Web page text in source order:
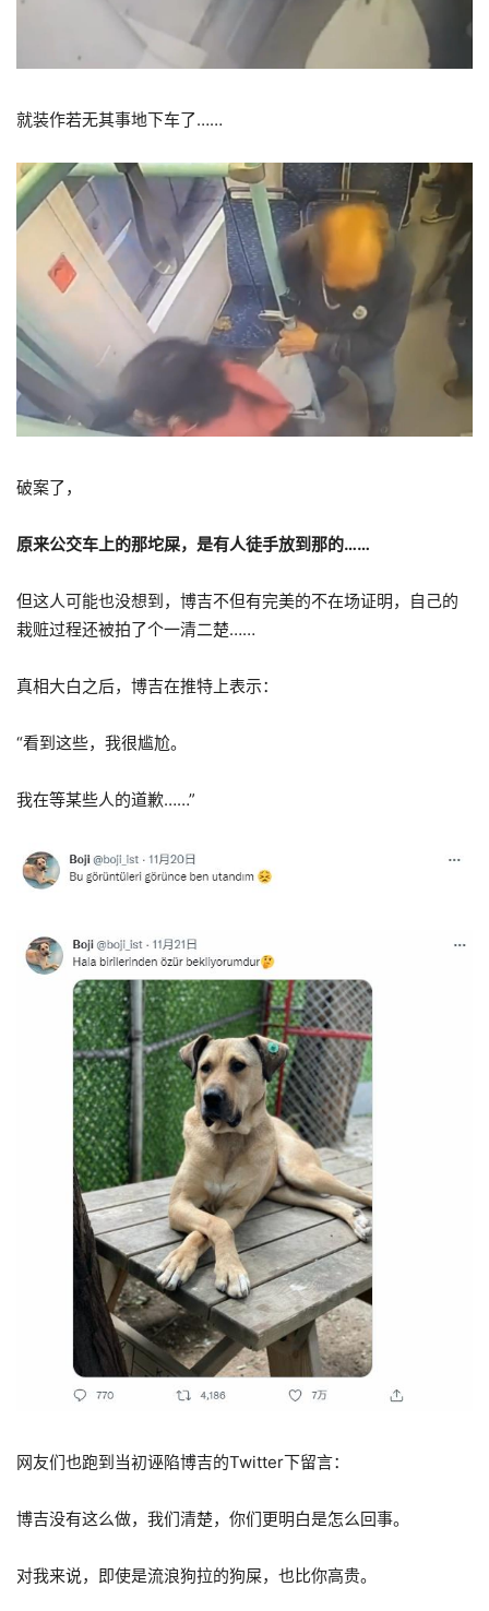
就装作若无其事地下车了……
破案了，
原来公交车上的那坨屎，是有人徒手放到那的……
但这人可能也没想到，博吉不但有完美的不在场证明，自己的
栽赃过程还被拍了个一清二楚……
真相大白之后，博吉在推特上表示：
“看到这些，我很尴尬。
我在等某些人的道歉……”
网友们也跑到当初诬陷博吉的Twitter下留言：
博吉没有这么做，我们清楚，你们更明白是怎么回事。
对我来说，即使是流浪狗拉的狗屎，也比你高贵。